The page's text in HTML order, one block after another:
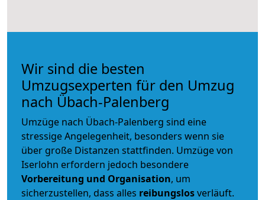
Wir sind die besten
Umzugsexperten für den Umzug
nach Übach-Palenberg
Umzüge nach Übach-Palenberg sind eine
stressige Angelegenheit, besonders wenn sie
über große Distanzen stattfinden. Umzüge von
Iserlohn erfordern jedoch besondere
Vorbereitung und Organisation, um
sicherzustellen, dass alles reibungslosverläuft.